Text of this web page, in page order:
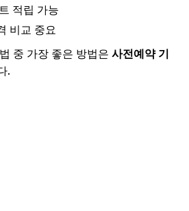
적립 가능
비교 중요
중 가장 좋은 방법은 사전예약 기
.